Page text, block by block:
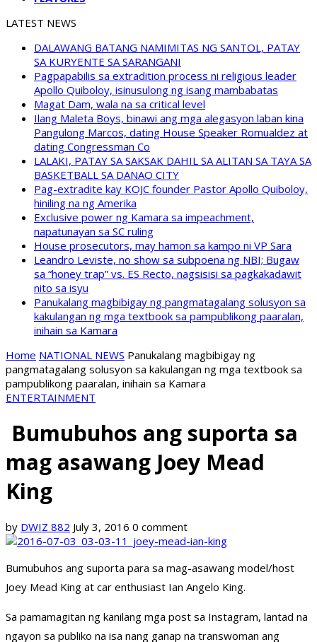
LATEST NEWS
DALAWANG BATANG NAMIMITAS NG SANTOL, PATAY
SA KURYENTE SA SARANGANI
Pagpapabilis sa extradition process ni religious leader
Apollo Quiboloy, isinusulong ng isang mambabatas
Magat Dam, wala na sa critical level
Ilang Maleta Boys, binawi ang mga alegasyon laban kina
Pangulong Marcos, dating House Speaker Romualdez at
dating Congressman Co
LALAKI, PATAY SA SAKSAK DAHIL SA ALITAN SA TAYA SA
BASKETBALL SA DANAO CITY
Pag-extradite kay KOJC founder Pastor Apollo Quiboloy,
hiniling na ng Amerika
Exclusive power ng Kamara sa impeachment,
napatunayan sa SC ruling
House prosecutors, may hamon sa kampo ni VP Sara
Leandro Leviste, no show sa subpoena ng NBI; Bugaw
sa “honey trap” vs. ES Recto, nagsisisi sa pagkakadawit
nito sa isyu
Panukalang magbibigay ng pangmatagalang solusyon sa
kakulangan ng mga textbook sa pampublikong paaralan,
inihain sa Kamara
Home NATIONAL NEWS Panukalang magbibigay ng
pangmatagalang solusyon sa kakulangan ng mga textbook sa
pampublikong paaralan, inihain sa Kamara
ENTERTAINMENT
Bumubuhos ang suporta sa
mag asawang Joey Mead
King
by DWIZ 882 July 3, 2016 0 comment
Bumubuhos ang suporta para sa mag-asawang model/host
Joey Mead King at car enthusiast Ian Angelo King.
Sa pamamagitan ng kanilang mga post sa Instagram, lantad na
ngayon sa publiko na isa nang ganap na transwoman ang